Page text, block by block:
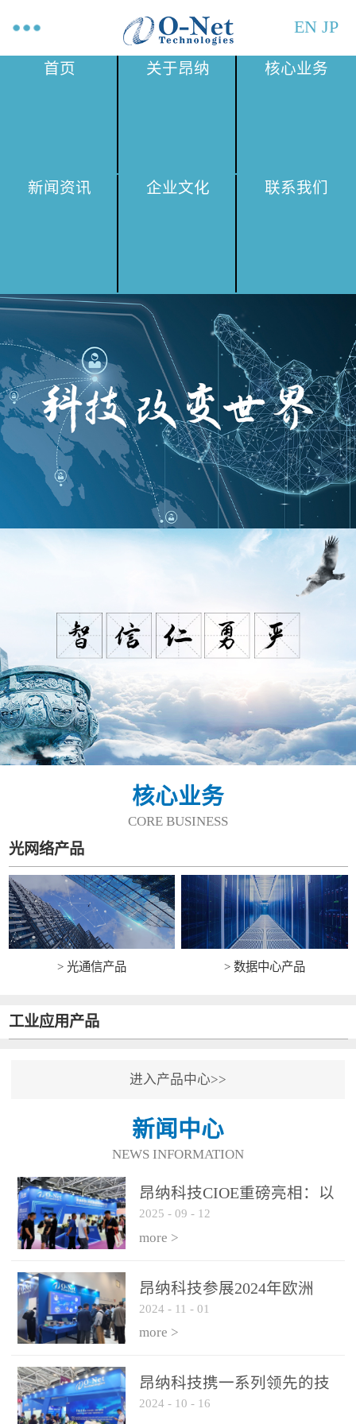
EN JP
首页 关于昂纳 核心业务
新闻资讯 企业文化 联系我们
核心业务
CORE BUSINESS
光网络产品
> 光通信产品 > 数据中心产品
工业应用产品
进入产品中心>>
新闻中心
NEWS INFORMATION
昂纳科技CIOE重磅亮相：以
光通信创新引擎，驱动AI与
算力互联新时代
2025 - 09 - 12
more >
昂纳科技参展2024年欧洲
ECOC展会
2024 - 11 - 01
more >
昂纳科技携一系列领先的技
术平台和优秀产品参展2024
2024 - 10 - 16